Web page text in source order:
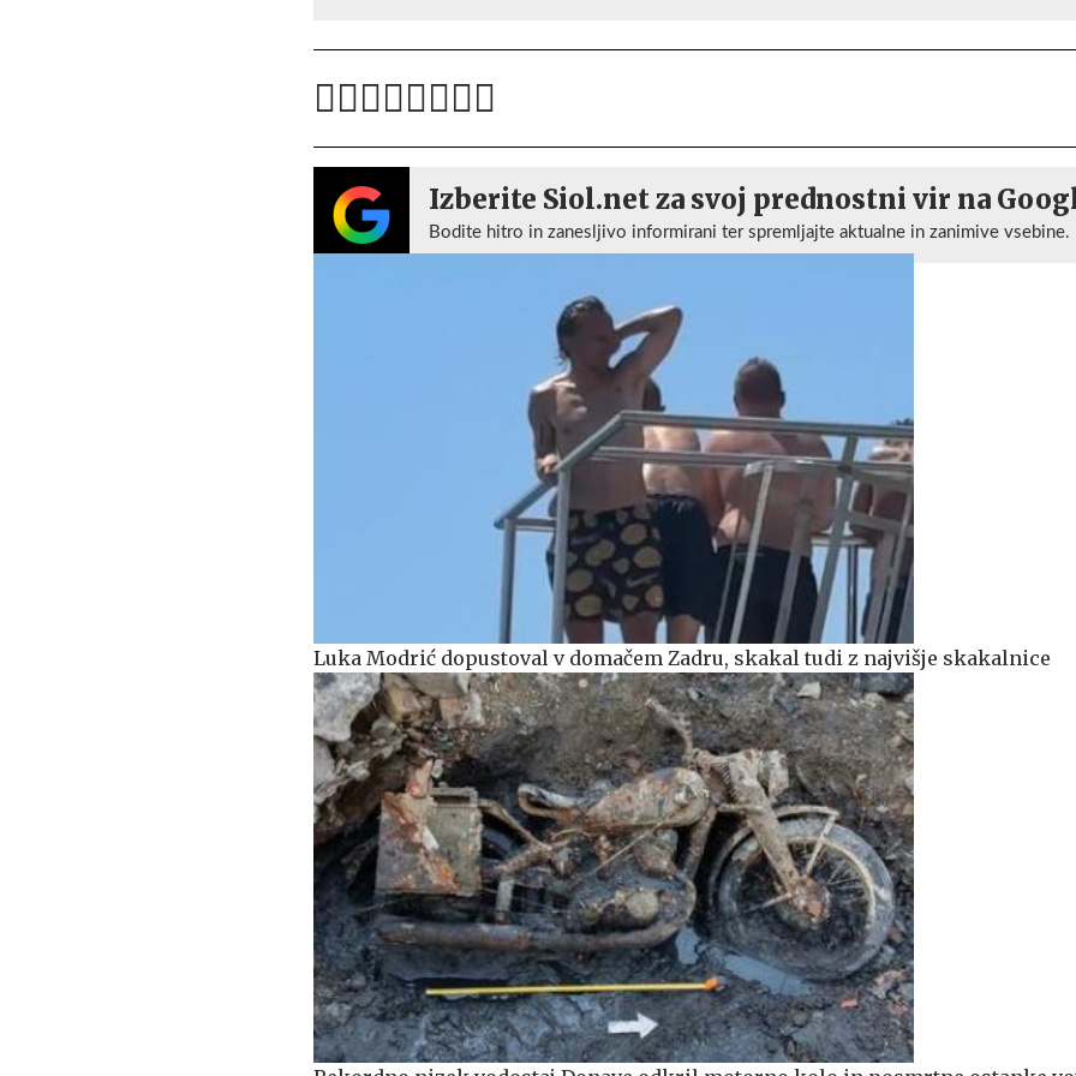
Izberite Siol.net za svoj prednostni vir na
Bodite hitro in zanesljivo informirani ter spremljajte aktualne in zanimive vsebine.
Luka Modrić dopustoval v domačem Zadru, skakal tudi z najvišje skakalnice